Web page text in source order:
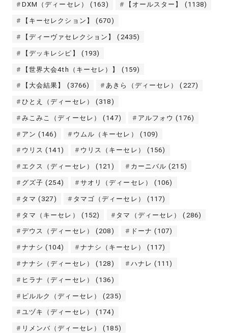
DXM（ディーセレ） (163) 【オールスター】 (1138)
【キーセレクション】 (670)
【ディーヴァセレクション】 (2435)
【デッキレシピ】 (193)
【世界大会4th（キーセレ）】 (159)
【大会結果】 (3766) あきら（ディーセレ） (227)
ひとえ（ディーセレ） (318)
みこみこ（ディーセレ） (147) アルフォウ (176)
アン (146) ウムル（キーセレ） (109)
ウリス (141) ウリス（キーセレ） (156)
エクス（ディーセレ） (121) カーニバル (215)
グズ子 (254) サオリ（ディーセレ） (106)
タマ (327) タマゴ（ディーセレ） (117)
タマ（キーセレ） (152) タマ（ディーセレ） (286)
デウス（ディーセレ） (208) ドーナ (107)
ナナシ (104) ナナシ（キーセレ） (117)
ナナシ（ディーセレ） (128) ハナレ (111)
ヒラナ（ディーセレ） (136)
ピルルク（ディーセレ） (235)
ユヅキ（ディーセレ） (174)
リメンバ（ディーセレ） (185)